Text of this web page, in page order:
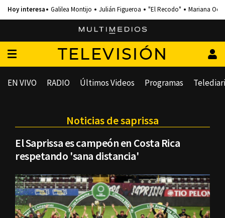
Galilea Montijo Julián Figueroa "El Recodo" Mariana
TELEVISIÓN
EN VIVO RADIO Últimos Videos Programas
Noticias de saprissa
El Saprissa es campeón en Costa Rica
respetando 'sana distancia'